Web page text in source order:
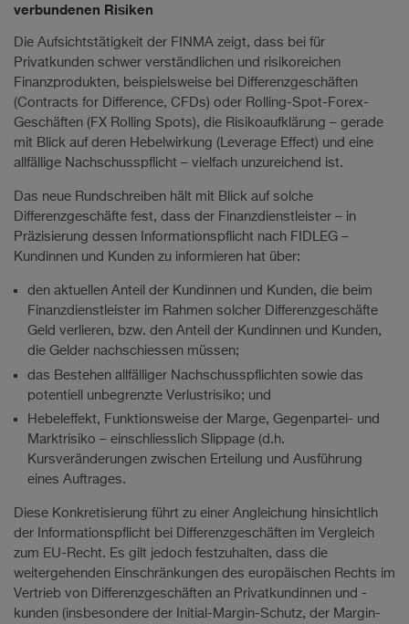
verbundenen Risiken
Die Aufsichtstätigkeit der FINMA zeigt, dass bei für
Privatkunden schwer verständlichen und risikoreichen
Finanzprodukten, beispielsweise bei Differenzgeschäften
(Contracts for Difference, CFDs) oder Rolling-Spot-Forex-
Geschäften (FX Rolling Spots), die Risikoaufklärung – gerade
mit Blick auf deren Hebelwirkung (Leverage Effect) und eine
allfällige Nachschusspflicht – vielfach unzureichend ist.
Das neue Rundschreiben hält mit Blick auf solche
Differenzgeschäfte fest, dass der Finanzdienstleister – in
Präzisierung dessen Informationspflicht nach FIDLEG –
Kundinnen und Kunden zu informieren hat über:
den aktuellen Anteil der Kundinnen und Kunden, die beim
Finanzdienstleister im Rahmen solcher Differenzgeschäfte
Geld verlieren, bzw. den Anteil der Kundinnen und Kunden,
die Gelder nachschiessen müssen;
das Bestehen allfälliger Nachschusspflichten sowie das
potentiell unbegrenzte Verlustrisiko; und
Hebeleffekt, Funktionsweise der Marge, Gegenpartei- und
Marktrisiko – einschliesslich Slippage (d.h.
Kursveränderungen zwischen Erteilung und Ausführung
eines Auftrages.
Diese Konkretisierung führt zu einer Angleichung hinsichtlich
der Informationspflicht bei Differenzgeschäften im Vergleich
zum EU-Recht. Es gilt jedoch festzuhalten, dass die
weitergehenden Einschränkungen des europäischen Rechts im
Vertrieb von Differenzgeschäften an Privatkundinnen und -
kunden (insbesondere der Initial-Margin-Schutz, der Margin-